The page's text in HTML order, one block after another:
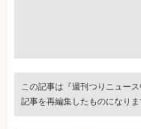
この記事は『週刊つりニュー
記事を再編集したものになりま